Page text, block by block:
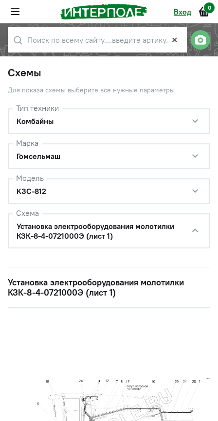
Вход 0
✕
Схемы
Для показа схемы выберите все нужные параметры
Тип техники
Комбайны
Марка
Гомсельмаш
Модель
KЗС-812
Схема
Установка электрооборудования молотилки
КЗК-8-4-0721000Э (лист 1)
Установка электрооборудования молотилки
КЗК-8-4-0721000Э (лист 1)